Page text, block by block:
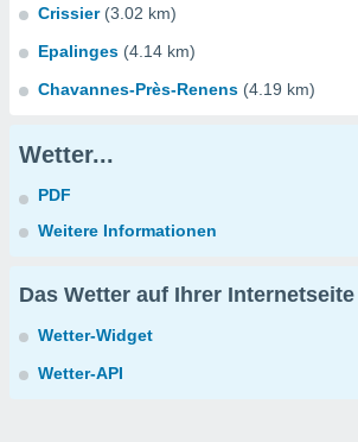
Crissier (3.02 km)
Epalinges (4.14 km)
Chavannes-Près-Renens (4.19 km)
Wetter...
PDF
Weitere Informationen
Das Wetter auf Ihrer Internetseite
Wetter-Widget
Wetter-API